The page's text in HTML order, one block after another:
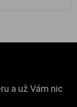
a už Vám nic